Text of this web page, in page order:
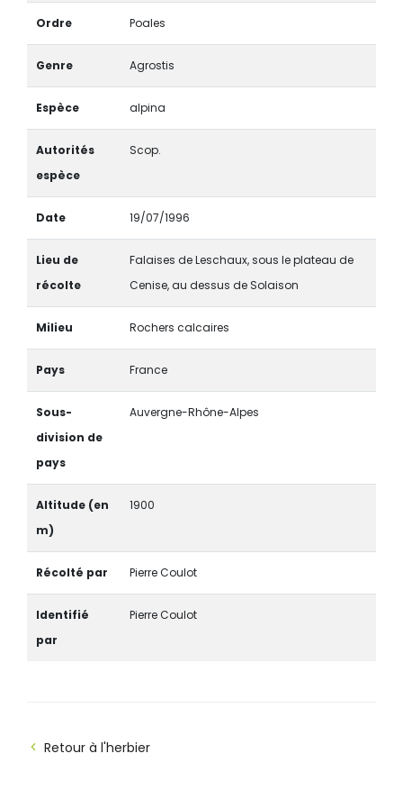
Ordre Poales
Genre Agrostis
Espèce alpina
Autorités
espèce
Scop.
Date 19/07/1996
Lieu de
récolte
Falaises de Leschaux, sous le plateau de
Cenise, au dessus de Solaison
Milieu Rochers calcaires
Pays France
Sous-
division de
pays
Auvergne-Rhône-Alpes
Altitude (en
m)
1900
Récolté par Pierre Coulot
Identifié
par
Pierre Coulot
Retour à l'herbier